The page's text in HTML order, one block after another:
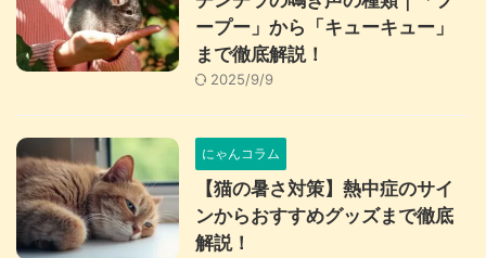
ープー」から「キューキュー」
まで徹底解説！
2025/9/9
にゃんコラム
【猫の暑さ対策】熱中症のサイ
ンからおすすめグッズまで徹底
解説！